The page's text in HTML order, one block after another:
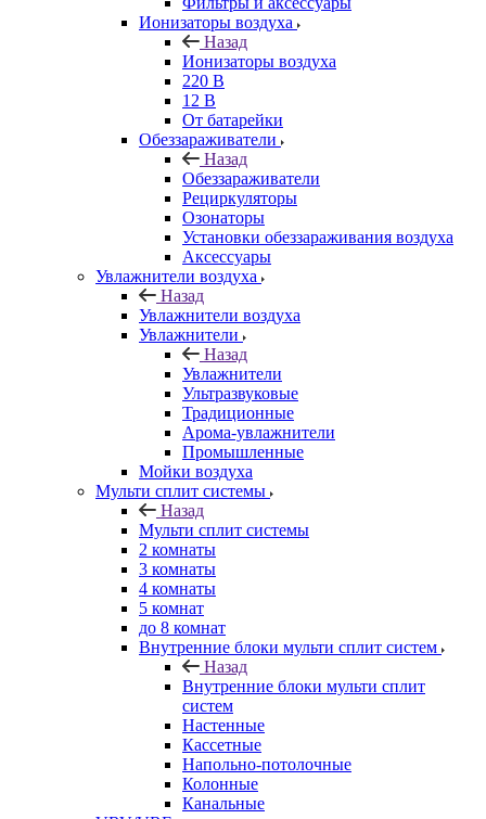
Ионизаторы воздуха
Назад
Ионизаторы воздуха
220 В
12 В
От батарейки
Обеззараживатели
Назад
Обеззараживатели
Рециркуляторы
Озонаторы
Установки обеззараживания воздуха
Аксессуары
Увлажнители воздуха
Назад
Увлажнители воздуха
Увлажнители
Назад
Увлажнители
Ультразвуковые
Традиционные
Арома-увлажнители
Промышленные
Мойки воздуха
Мульти сплит системы
Назад
Мульти сплит системы
2 комнаты
3 комнаты
4 комнаты
5 комнат
до 8 комнат
Внутренние блоки мульти сплит систем
Назад
Внутренние блоки мульти сплит
систем
Настенные
Кассетные
Напольно-потолочные
Колонные
Канальные